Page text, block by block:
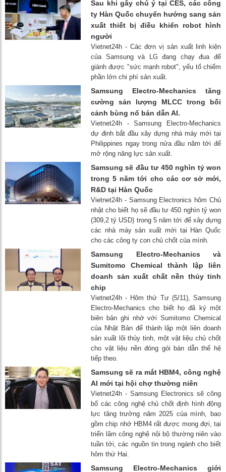
Sau khi gây chú ý tại CES, các công
ty Hàn Quốc chuyển hướng sang sản
xuất thiết bị điều khiển robot hình
người
Vietnet24h - Các đơn vị sản xuất linh kiện
của Samsung và LG đang chạy đua để
giành được "sức mạnh robot", yếu tố chiếm
phần lớn chi phí sản xuất.
Samsung Electro-Mechanics tăng
cường sản lượng MLCC trong bối
cảnh bùng nổ bán dẫn AI.
Vietnet24h - Samsung Electro-Mechanics
dự định bắt đầu xây dựng nhà máy mới tại
Philippines ngay trong nửa đầu năm tới để
mở rộng năng lực sản xuất.
Samsung sẽ đầu tư 450 nghìn tỷ won
trong 5 năm tới cho các cơ sở mới,
R&D tại Hàn Quốc
Vietnet24h - Samsung Electronics hôm Chủ
nhật cho biết họ sẽ đầu tư 450 nghìn tỷ won
(309,2 tỷ USD) trong 5 năm tới để xây dựng
các nhà máy sản xuất mới tại Hàn Quốc
cho các công ty con chủ chốt của mình.
Samsung Electro-Mechanics và
Sumitomo Chemical thành lập liên
doanh sản xuất chất nền thủy tinh
chip
Vietnet24h - Hôm thứ Tư (5/11), Samsung
Electro-Mechanics cho biết họ đã ký một
biên bản ghi nhớ với Sumitomo Chemical
của Nhật Bản để thành lập một liên doanh
sản xuất lõi thủy tinh, một vật liệu chủ chốt
cho vật liệu nền đóng gói bán dẫn thế hệ
tiếp theo.
Samsung sẽ ra mắt HBM4, công nghệ
AI mới tại hội chợ thường niên
Vietnet24h - Samsung Electronics sẽ công
bố các công nghệ chủ chốt định hình động
lực tăng trưởng năm 2025 của mình, bao
gồm chip nhớ HBM4 rất được mong đợi, tại
triển lãm công nghệ nội bộ thường niên vào
tuần tới, các nguồn tin trong ngành cho biết
hôm thứ Hai.
Samsung Electro-Mechanics giới